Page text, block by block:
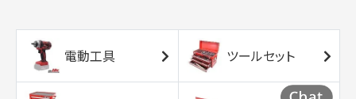
電動工具 ツールセット